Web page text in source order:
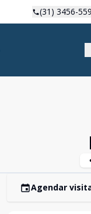
(31) 3456-
Agendar